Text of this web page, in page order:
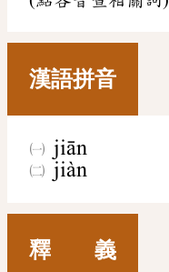
漢語拼音
jiān
jiàn
釋 義